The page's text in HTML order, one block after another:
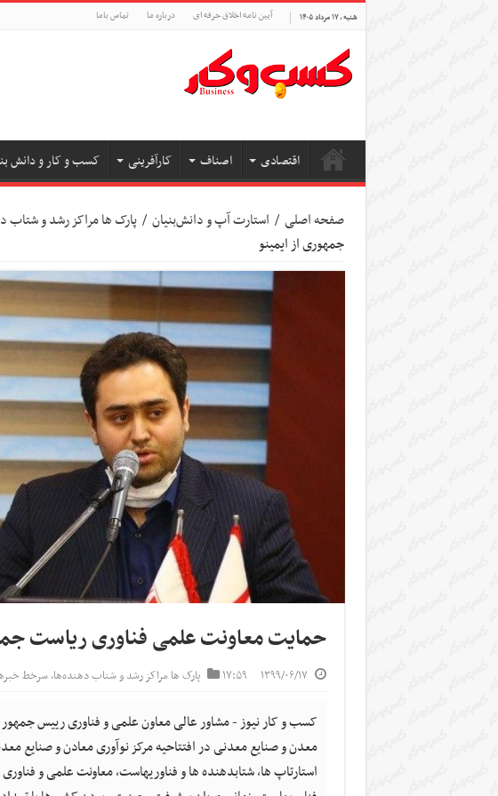
شنبه , ۱۷ مرداد ۱۴۰۵ آیین نامه اخلاق حرفه ای درباره ما تماس باما
اقتصادی اصناف کارآفرینی کسب و کار و دانش
صفحه اصلی / استارت آپ‌ و دانش‌بنیان‌ / پارک ها مراکز رشد و شتاب‌
جمهوری از ایمینو
حمایت معاونت علمی فناوری ریاست
۱۳۹۹/۰۶/۱۷ ۱۷:۵۹ پارک ها مراکز رشد و شتاب‌ دهنده‌ها,سرخط
کسب و کار نیوز - مشاور عالی معاون علمی و فناوری رییس جمهور
معدن و صنایع معدنی در افتتاحیه مرکز نوآوری معادن و صنایع
استارتاپ ها، شتابدهنده ها و فناوریهاست، معاونت علمی و